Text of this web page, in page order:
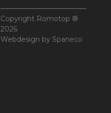
Copyright Romotop ®
2026
Webdesign by Spaneco